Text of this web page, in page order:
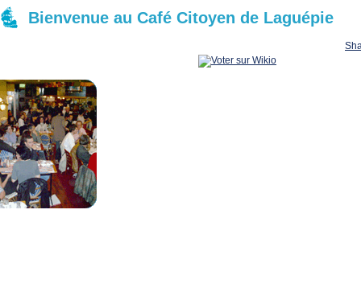
Bienvenue au Café Citoyen de Laguépie